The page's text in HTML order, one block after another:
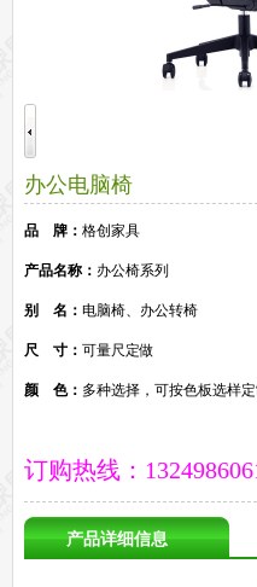
培训桌
公共区域家具系列
高铁车站候车椅
他们正在使用格创家具
格创动态
行业动态 家具常识
走进格创家具
联系北琛深圳办公家具厂
关于北琛
办公电脑椅
品 牌： 格创家具
产品名称： 办公椅系列
别 名： 电脑椅、办公转椅
尺 寸： 可量尺定做
颜 色： 多种选择，可按色板选样
订购热线：
产品详细信息